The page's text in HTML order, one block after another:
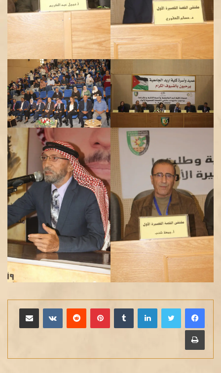
لينكدإن بينتيريست مشاركة عبر البريد
طباعة